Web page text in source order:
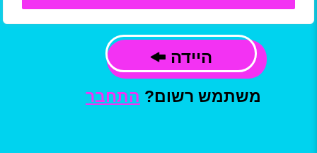
היידה
משתמש רשום? התחבר